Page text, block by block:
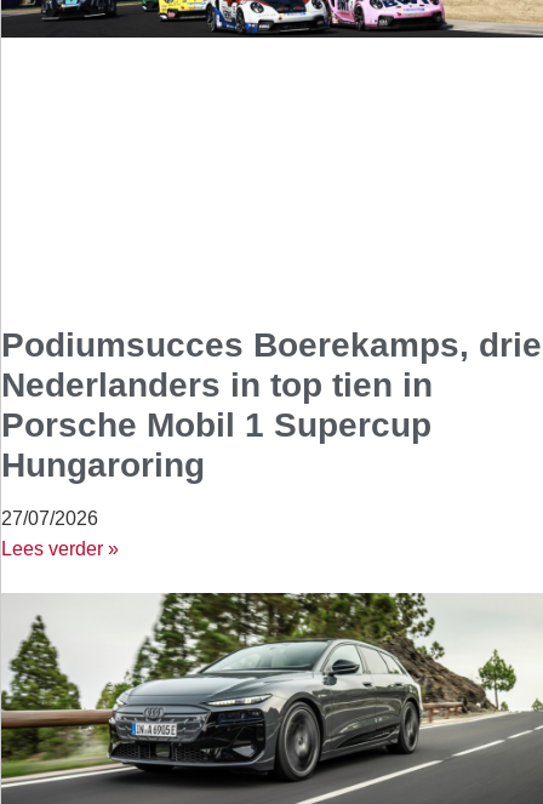
Podiumsucces Boerekamps, drie
Nederlanders in top tien in
Porsche Mobil 1 Supercup
Hungaroring
27/07/2026
Lees verder »